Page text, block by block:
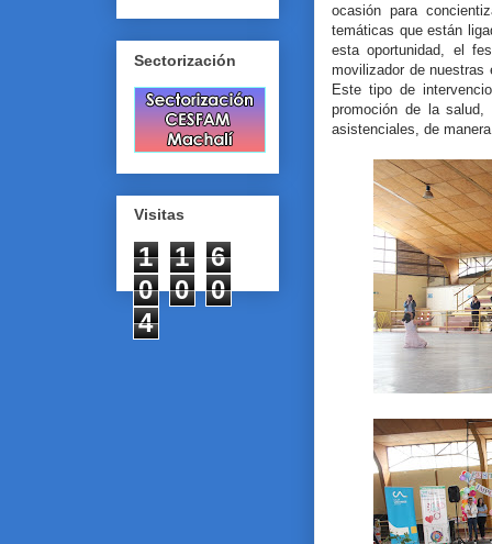
ocasión para
temáticas que están
esta oportunidad, el
movilizador de
Este tipo de
promoción de la
asistenciales, de
Sectorización
Visitas
1 1
6
0
0
0
4